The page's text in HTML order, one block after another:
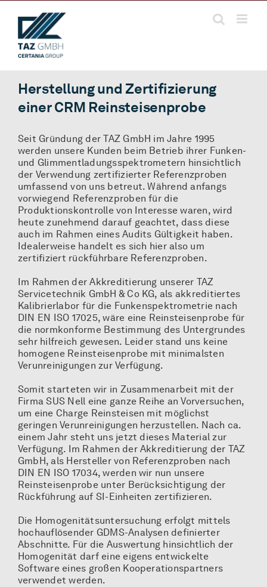
Inhalt
springen
Herstellung und Zertifizierung
einer CRM Reinsteisenprobe
Seit Gründung der TAZ GmbH im Jahre 1995
werden unsere Kunden beim Betrieb ihrer Funken-
und Glimmentladungsspektrometern hinsichtlich
der Verwendung zertifizierter Referenzproben
umfassend von uns betreut. Während anfangs
vorwiegend Referenzproben für die
Produktionskontrolle von Interesse waren, wird
heute zunehmend darauf geachtet, dass diese
auch im Rahmen eines Audits Gültigkeit haben.
Idealerweise handelt es sich hier also um
zertifiziert rückführbare Referenzproben.
Im Rahmen der Akkreditierung unserer TAZ
Servicetechnik GmbH & Co KG, als akkreditiertes
Kalibrierlabor für die Funkenspektrometrie nach
DIN EN ISO 17025, wäre eine Reinsteisenprobe für
die normkonforme Bestimmung des Untergrundes
sehr hilfreich gewesen. Leider stand uns keine
homogene Reinsteisenprobe mit minimalsten
Verunreinigungen zur Verfügung.
Somit starteten wir in Zusammenarbeit mit der
Firma SUS Nell eine ganze Reihe an Vorversuchen,
um eine Charge Reinsteisen mit möglichst
geringen Verunreinigungen herzustellen. Nach ca.
einem Jahr steht uns jetzt dieses Material zur
Verfügung. Im Rahmen der Akkreditierung der TAZ
GmbH, als Hersteller von Referenzproben nach
DIN EN ISO 17034, werden wir nun unsere
Reinsteisenprobe unter Berücksichtigung der
Rückführung auf SI-Einheiten zertifizieren.
Die Homogenitätsuntersuchung erfolgt mittels
hochauflösender GDMS-Analysen definierter
Abschnitte. Für die Auswertung hinsichtlich der
Homogenität darf eine eigens entwickelte
Software eines großen Kooperationspartners
verwendet werden.